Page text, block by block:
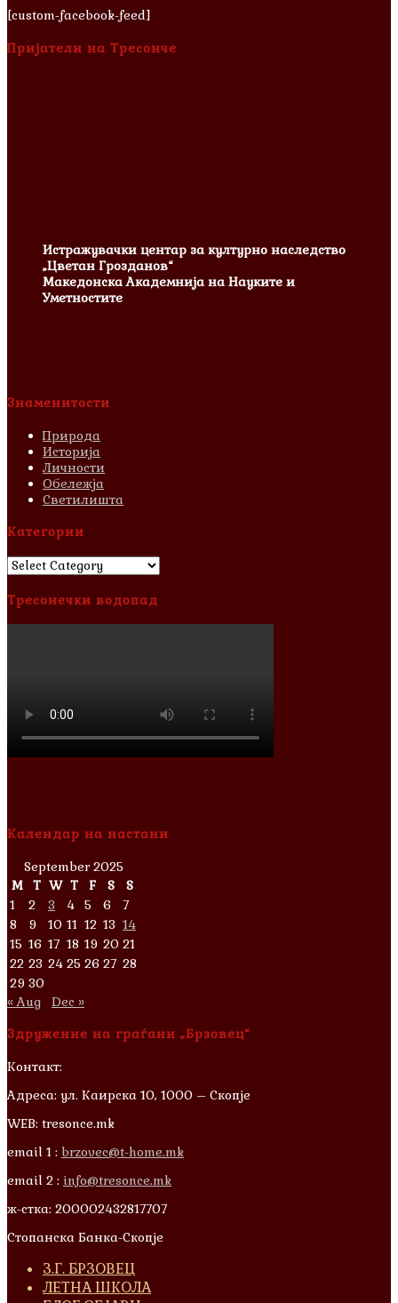
[custom-facebook-feed]
Пријатели на Тресонче
Истражувачки центар за културно наследство
„Цветан Грозданов“
Македонска Академнија на Науките и
Уметностите
Знаменитости
Природа
Историја
Личности
Обележја
Светилишта
Категории
Категории
Тресонечки водопад
Календар на настани
September 2025
M
T W T F S
S
1
2 3 4 5 6
7
8
9 10 11 12 13 14
15 16 17 18 19 20 21
22 23 24 25 26 27 28
29 30
« Aug
Dec »
Здружение на граѓани „Брзовец“
Контакт:
Адреса: ул. Каирска 10, 1000 – Скопје
WEB: tresonce.mk
email 1 : brzovec@t-home.mk
email 2 : info@tresonce.mk
ж-стка: 200002432817707
Стопанска Банка-Скопје
З.Г. БРЗОВЕЦ
ЛЕТНА ШКОЛА